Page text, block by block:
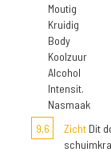
Moutig
Kruidig
Body
Koolzuur
Alcohol
Intensit.
Nasmaak
9,6
Zicht Dit